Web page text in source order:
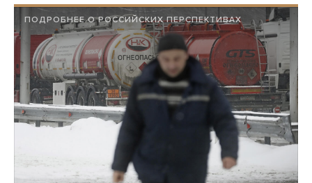
ПОДРОБНЕЕ О РОССИЙСКИХ ПЕРСПЕКТИВАХ